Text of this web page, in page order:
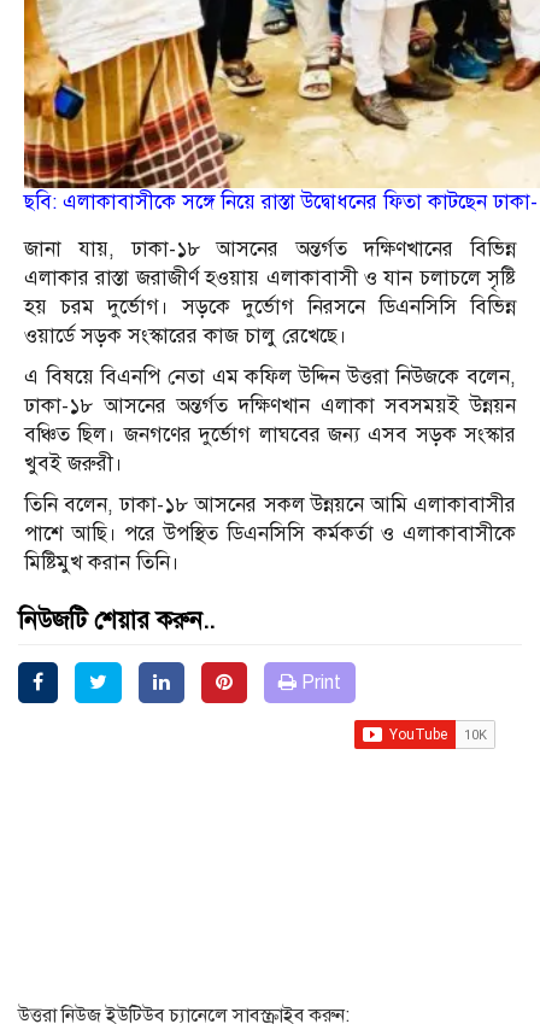
ছবি: এলাকাবাসীকে সঙ্গে নিয়ে রাস্তা উদ্বোধনের ফিতা কাটছেন
জানা যায়, ঢাকা-১৮ আসনের অন্তর্গত দক্ষিণখানের বিভিন্ন
এলাকার রাস্তা জরাজীর্ণ হওয়ায় এলাকাবাসী ও যান চলাচলে সৃষ্টি
হয় চরম দুর্ভোগ। সড়কে দুর্ভোগ নিরসনে ডিএনসিসি বিভিন্ন
ওয়ার্ডে সড়ক সংস্কারের কাজ চালু রেখেছে।
এ বিষয়ে বিএনপি নেতা এম কফিল উদ্দিন উত্তরা নিউজকে বলেন,
ঢাকা-১৮ আসনের অন্তর্গত দক্ষিণখান এলাকা সবসময়ই উন্নয়ন
বঞ্চিত ছিল। জনগণের দুর্ভোগ লাঘবের জন্য এসব সড়ক সংস্কার
খুবই জরুরী।
তিনি বলেন, ঢাকা-১৮ আসনের সকল উন্নয়নে আমি এলাকাবাসীর
পাশে আছি। পরে উপস্থিত ডিএনসিসি কর্মকর্তা ও এলাকাবাসীকে
মিষ্টিমুখ করান তিনি।
নিউজটি শেয়ার করুন..
Print
উত্তরা নিউজ ইউটিউব চ্যানেলে সাবস্ক্রাইব করুন: